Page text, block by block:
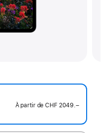
À partir deCHF 2049.–